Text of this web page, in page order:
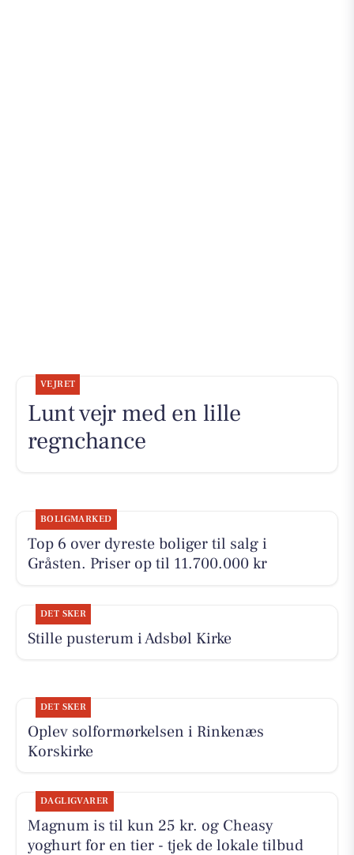
VEJRET
Lunt vejr med en lille
regnchance
BOLIGMARKED
Top 6 over dyreste boliger til salg i
Gråsten. Priser op til 11.700.000 kr
DET SKER
Stille pusterum i Adsbøl Kirke
DET SKER
Oplev solformørkelsen i Rinkenæs
Korskirke
DAGLIGVARER
Magnum is til kun 25 kr. og Cheasy
yoghurt for en tier - tjek de lokale tilbud